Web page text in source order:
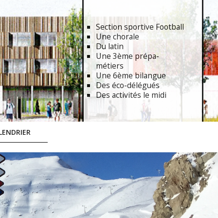
Section sportive Football
Une chorale
Du latin
Une 3ème prépa-
métiers
Une 6ème bilangue
Des éco-délégués
Des activités le midi